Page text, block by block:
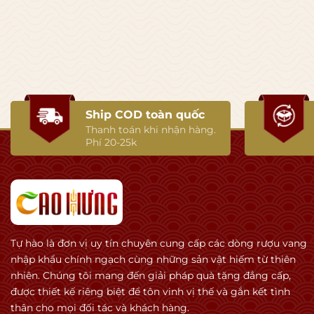
độ sâu rất mạnh
cảm giác trưởng thành
texture cực kỳ mượt
hậu vị “đậm Champagne” hơn nhiều chai cùng phân
⏳ Quá trình ủ
Ủ lâu trong hầm đá phấn (chalk cellars)
Bubbles nhỏ và bền hơn
Charles Heidsieck nổi tiếng với hệ thống hầm chalk cellar
👃 Hương vị đặc trưng
Ship COD toàn quốc
Thanh toán khi nhận hàng.
Phí 20-25k
Tự hào là đơn vị uy tín chuyên cung cấp các dòng rượu vang
nhập khẩu chính ngạch cùng những sản vật hiếm từ thiên
nhiên. Chúng tôi mang đến giải pháp quà tặng đẳng cấp,
được thiết kế riêng biệt để tôn vinh vị thế và gắn kết tình
thân cho mọi đối tác và khách hàng.